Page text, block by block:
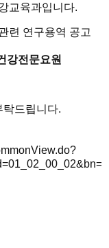
교육과입니다.
련 연구용역 공고
강전문요원
탁드립니다.